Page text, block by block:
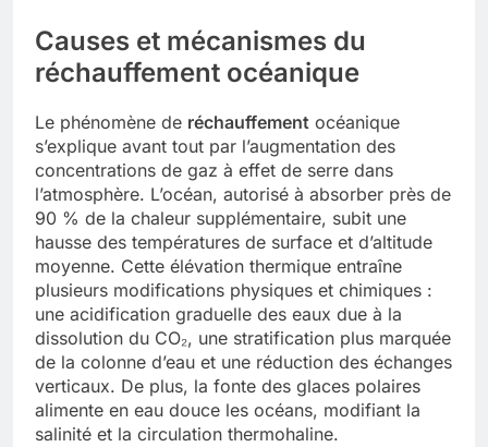
Causes et mécanismes du
réchauffement océanique
Le phénomène de réchauffement océanique
s’explique avant tout par l’augmentation des
concentrations de gaz à effet de serre dans
l’atmosphère. L’océan, autorisé à absorber près de
90 % de la chaleur supplémentaire, subit une
hausse des températures de surface et d’altitude
moyenne. Cette élévation thermique entraîne
plusieurs modifications physiques et chimiques :
une acidification graduelle des eaux due à la
dissolution du CO₂, une stratification plus marquée
de la colonne d’eau et une réduction des échanges
verticaux. De plus, la fonte des glaces polaires
alimente en eau douce les océans, modifiant la
salinité et la circulation thermohaline.